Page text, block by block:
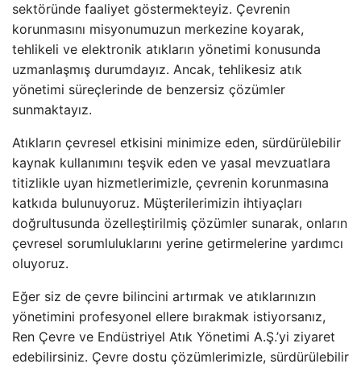
sektöründe faaliyet göstermekteyiz. Çevrenin
korunmasını misyonumuzun merkezine koyarak,
tehlikeli ve elektronik atıkların yönetimi konusunda
uzmanlaşmış durumdayız. Ancak, tehlikesiz atık
yönetimi süreçlerinde de benzersiz çözümler
sunmaktayız.
Atıkların çevresel etkisini minimize eden, sürdürülebilir
kaynak kullanımını teşvik eden ve yasal mevzuatlara
titizlikle uyan hizmetlerimizle, çevrenin korunmasına
katkıda bulunuyoruz. Müşterilerimizin ihtiyaçları
doğrultusunda özelleştirilmiş çözümler sunarak, onların
çevresel sorumluluklarını yerine getirmelerine yardımcı
oluyoruz.
Eğer siz de çevre bilincini artırmak ve atıklarınızın
yönetimini profesyonel ellere bırakmak istiyorsanız,
Ren Çevre ve Endüstriyel Atık Yönetimi A.Ş.’yi ziyaret
edebilirsiniz. Çevre dostu çözümlerimizle, sürdürülebilir